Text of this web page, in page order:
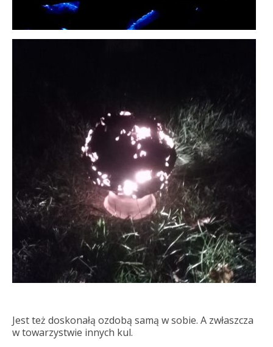
Jest też doskonałą ozdobą samą w sobie. A zwłaszcza
w towarzystwie innych kul.